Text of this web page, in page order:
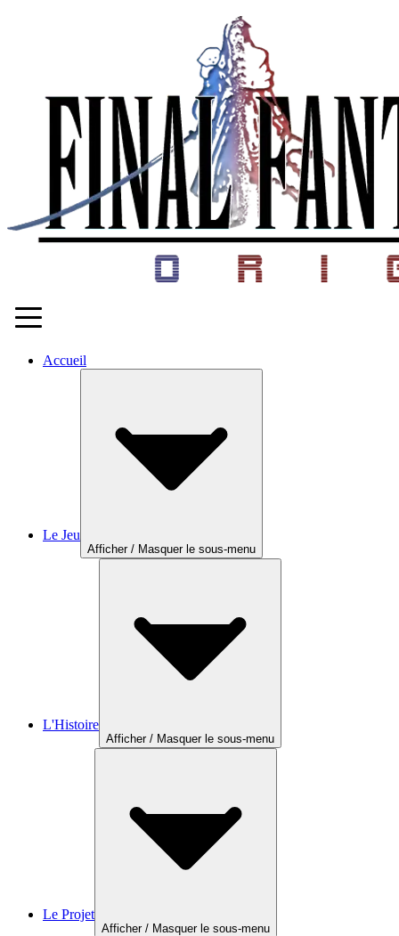
Accueil
Le Jeu
Afficher / Masquer le sous-menu
L'Histoire
Afficher / Masquer le sous-menu
Le Projet
Afficher / Masquer le sous-menu